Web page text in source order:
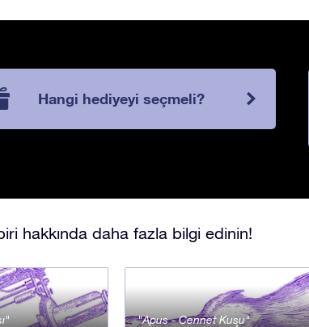
Hangi hediyeyi seçmeli?
hakkında daha fazla bilgi edinin!
Apus - Cennet Kuşu